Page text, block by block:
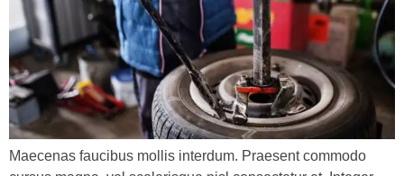
Maecenas faucibus mollis interdum. Praesent commodo